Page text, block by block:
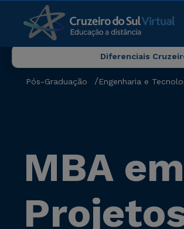
Diferenciais
Pós-Graduação Engenharia e
MBA